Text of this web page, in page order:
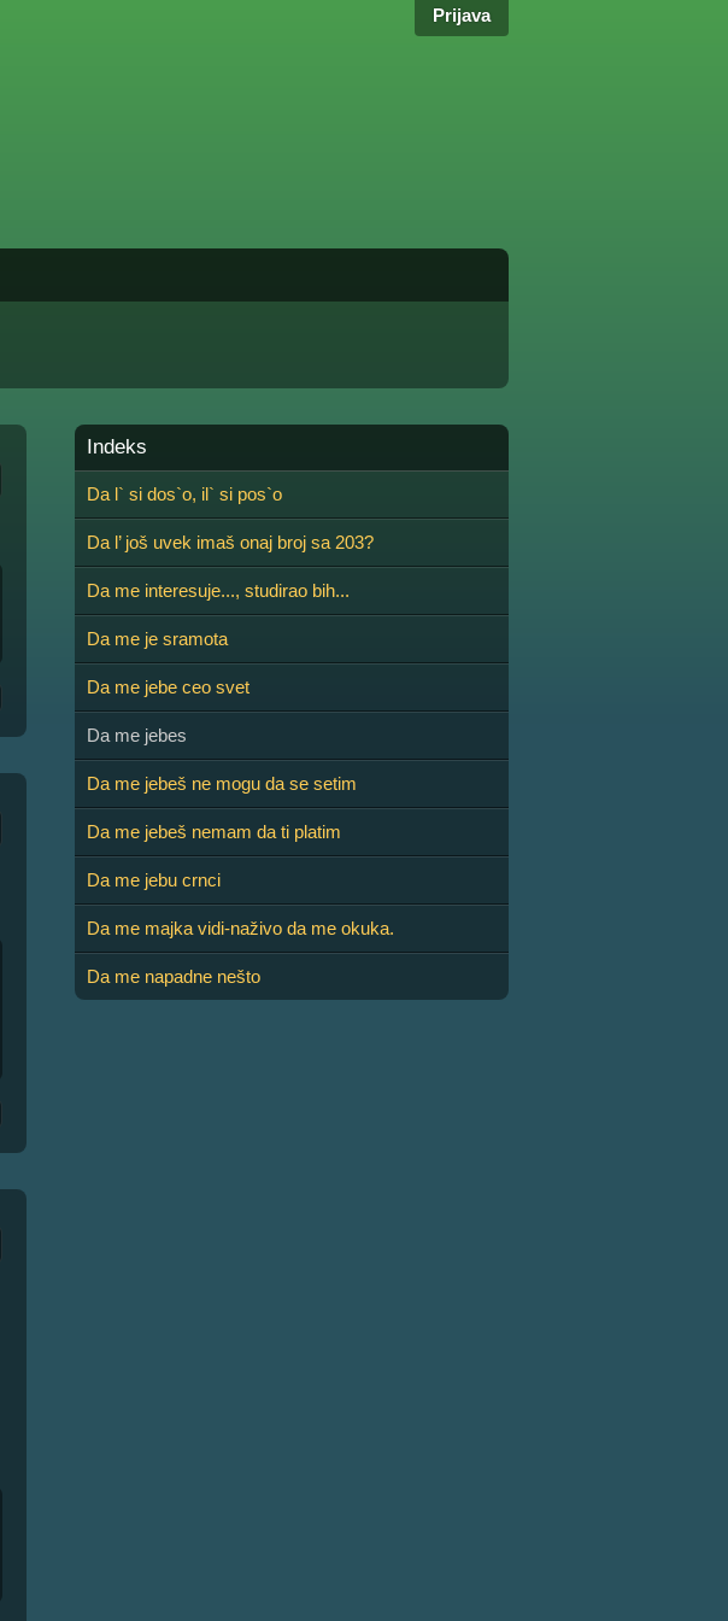
Prijava
Indeks
Da l` si dos`o, il` si pos`o
Da l’ još uvek imaš onaj broj sa 203?
Da me interesuje..., studirao bih...
Da me je sramota
Da me jebe ceo svet
Da me jebes
Da me jebeš ne mogu da se setim
Da me jebeš nemam da ti platim
Da me jebu crnci
Da me majka vidi-naživo da me okuka.
Da me napadne nešto